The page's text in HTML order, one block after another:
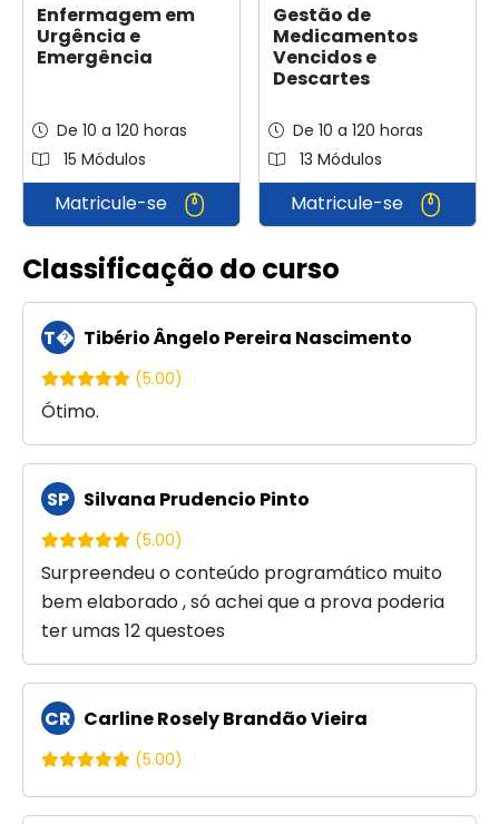
Enfermagem em
Urgência e
Emergência
De 10 a 120 horas
15 Módulos
Matricule-se
Gestão de
Medicamentos
Vencidos e
Descartes
De 10 a 120 horas
13 Módulos
Matricule-se
Classificação do curso
T� Tibério Ângelo Pereira Nascimento
(5.00)
Ótimo.
SP Silvana Prudencio Pinto
(5.00)
Surpreendeu o conteúdo programático muito
bem elaborado , só achei que a prova poderia
ter umas 12 questoes
CR Carline Rosely Brandão Vieira
(5.00)